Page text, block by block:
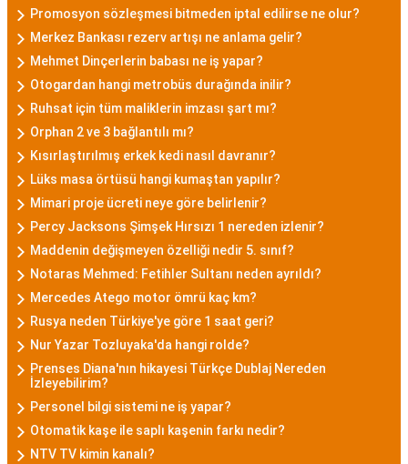
Promosyon sözleşmesi bitmeden iptal edilirse ne olur?
Merkez Bankası rezerv artışı ne anlama gelir?
Mehmet Dinçerlerin babası ne iş yapar?
Otogardan hangi metrobüs durağında inilir?
Ruhsat için tüm maliklerin imzası şart mı?
Orphan 2 ve 3 bağlantılı mı?
Kısırlaştırılmış erkek kedi nasıl davranır?
Lüks masa örtüsü hangi kumaştan yapılır?
Mimari proje ücreti neye göre belirlenir?
Percy Jacksons Şimşek Hırsızı 1 nereden izlenir?
Maddenin değişmeyen özelliği nedir 5. sınıf?
Notaras Mehmed: Fetihler Sultanı neden ayrıldı?
Mercedes Atego motor ömrü kaç km?
Rusya neden Türkiye'ye göre 1 saat geri?
Nur Yazar Tozluyaka'da hangi rolde?
Prenses Diana'nın hikayesi Türkçe Dublaj Nereden
İzleyebilirim?
Personel bilgi sistemi ne iş yapar?
Otomatik kaşe ile saplı kaşenin farkı nedir?
NTV TV kimin kanalı?